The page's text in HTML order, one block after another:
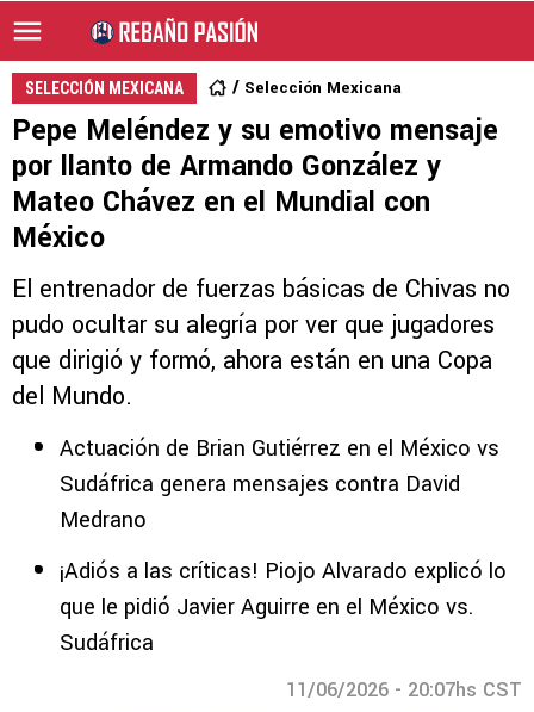
SELECCIÓN MEXICANA Selección Mexicana
Pepe Meléndez y su emotivo mensaje
por llanto de Armando González y
Mateo Chávez en el Mundial con
México
El entrenador de fuerzas básicas de Chivas no
pudo ocultar su alegría por ver que jugadores
que dirigió y formó, ahora están en una Copa
del Mundo.
Actuación de Brian Gutiérrez en el México vs
Sudáfrica genera mensajes contra David
Medrano
¡Adiós a las críticas! Piojo Alvarado explicó lo
que le pidió Javier Aguirre en el México vs.
Sudáfrica
11/06/2026 - 20:07hs CST